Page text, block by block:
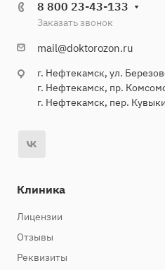
8 800 23-43-133
Заказать звонок
mail@doktorozon.ru
г. Нефтекамск, ул.
г. Нефтекамск, пр.
г. Нефтекамск, пер.
Клиника
Лицензии
Отзывы
Реквизиты